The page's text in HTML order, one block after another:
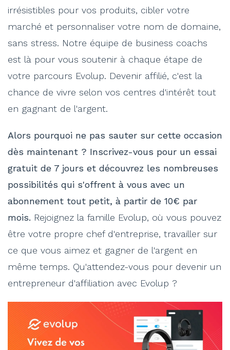
irrésistibles pour vos produits, cibler votre
marché et personnaliser votre nom de domaine,
sans stress. Notre équipe de business coachs
est là pour vous soutenir à chaque étape de
votre parcours Evolup. Devenir affilié, c'est la
chance de vivre selon vos centres d'intérêt tout
en gagnant de l'argent.
Alors pourquoi ne pas sauter sur cette occasion
dès maintenant ? Inscrivez-vous pour un essai
gratuit de 7 jours et découvrez les nombreuses
possibilités qui s'offrent à vous avec un
abonnement tout petit, à partir de 10€ par
mois. Rejoignez la famille Evolup, où vous pouvez
être votre propre chef d'entreprise, travailler sur
ce que vous aimez et gagner de l'argent en
même temps. Qu'attendez-vous pour devenir un
entrepreneur d'affiliation avec Evolup ?